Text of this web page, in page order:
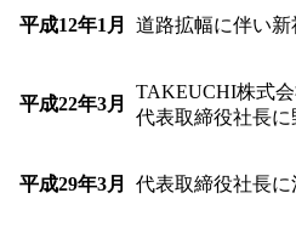
平成12年1月 道路拡幅に伴い新
平成22年3月
TAKEUCHI株式
代表取締役社長
平成29年3月 代表取締役社長